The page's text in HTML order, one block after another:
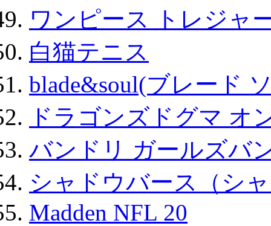
ワンピース トレジャ
白猫テニス
blade&soul(ブレード
ドラゴンズドグマ オ
バンドリ ガールズバ
シャドウバース（シ
Madden NFL 20